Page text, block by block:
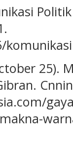
25).